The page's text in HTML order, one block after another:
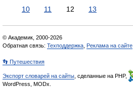
10
11 12 13
© Академик, 2000-2026
Обратная связь: Техподдержка Реклама на сайте
👣 Путешествия
Экспорт словарей на сайты , сделанные на PHP,
WordPress, MODx.